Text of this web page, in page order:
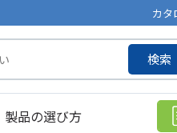
カタ
検索
製品の選び方